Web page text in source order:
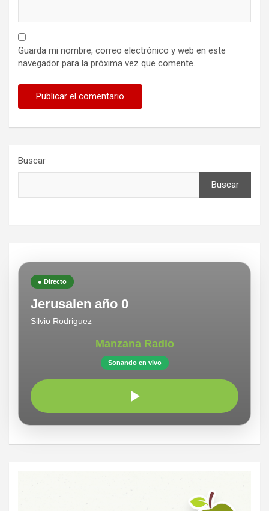
Guarda mi nombre, correo electrónico y web en este
navegador para la próxima vez que comente.
Buscar
Buscar
● Directo
Jerusalen año 0
Silvio Rodriguez
Manzana Radio
Sonando en vivo